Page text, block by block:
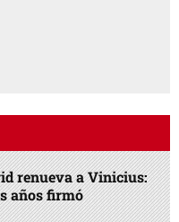
renueva a Vinicius:
años firmó